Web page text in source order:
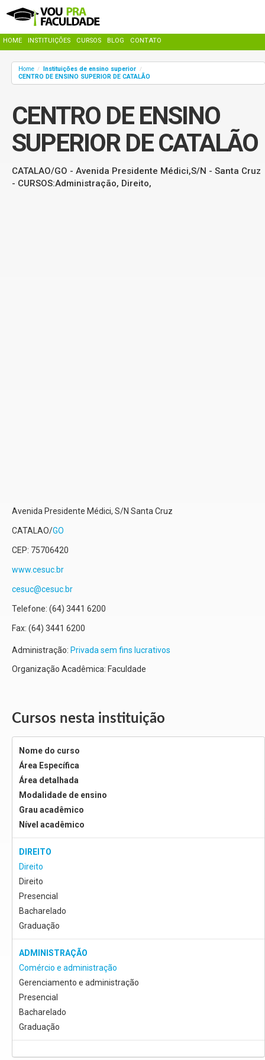
HOME INSTITUIÇÕES CURSOS BLOG CONTATO
Home / Instituições de ensino superior /
CENTRO DE ENSINO SUPERIOR DE CATALÃO
CENTRO DE ENSINO
SUPERIOR DE CATALÃO
CATALAO/GO - Avenida Presidente Médici,S/N - Santa Cruz
- CURSOS:Administração, Direito,
Avenida Presidente Médici, S/N Santa Cruz
CATALAO/GO
CEP: 75706420
www.cesuc.br
cesuc@cesuc.br
Telefone: (64) 3441 6200
Fax: (64) 3441 6200
Administração: Privada sem fins lucrativos
Organização Acadêmica: Faculdade
Cursos nesta instituição
Nome do curso
Área Específica
Área detalhada
Modalidade de ensino
Grau acadêmico
Nível acadêmico
DIREITO
Direito
Direito
Presencial
Bacharelado
Graduação
ADMINISTRAÇÃO
Comércio e administração
Gerenciamento e administração
Presencial
Bacharelado
Graduação